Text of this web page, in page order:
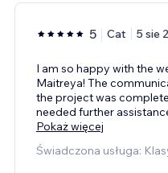
5 Cat 5 sie
I am so happy with the
Maitreya! The
the project was
needed further
Pokaż więcej
Świadczona usługa: